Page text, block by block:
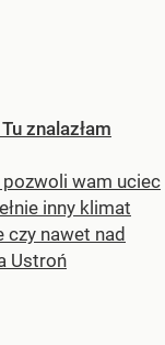
znalazłam
wam uciec
inny klimat
czy nawet nad
Ustroń